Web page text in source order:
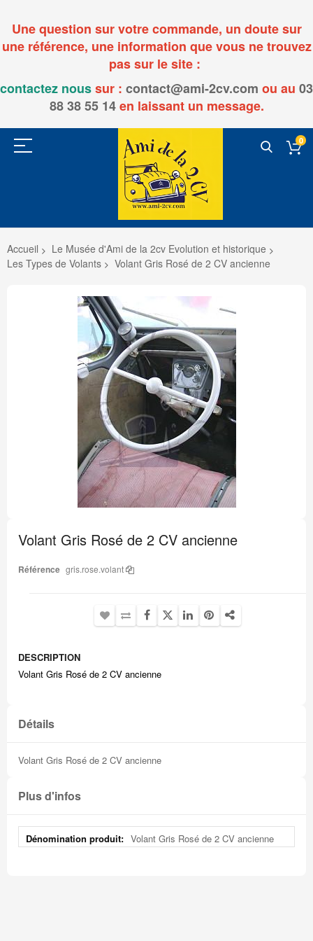
Une question sur votre commande, un doute sur
une référence, une information que vous ne trouvez
pas sur le site :
contactez noussur : contact@ami-2cv.com ou au 03
88 38 55 14en laissant un message.
0
Accueil
Le Musée d'Ami de la 2cv Evolution et historique
Les Types de Volants
Volant Gris Rosé de 2 CV ancienne
début
de
Galerie
Volant Gris Rosé de 2 CV ancienne
Référence gris.rose.volant
DESCRIPTION
Volant Gris Rosé de 2 CV ancienne
Détails
Volant Gris Rosé de 2 CV ancienne
Plus d'infos
Plus
d'infos
Volant Gris Rosé de 2 CV ancienne